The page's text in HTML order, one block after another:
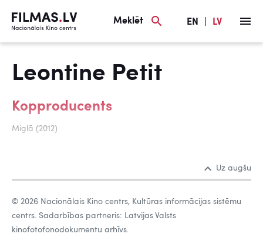
Meklēt EN LV
Leontine Petit
Kopproducents
Miglā (2012)
Uz augšu
© 2026 Nacionālais Kino centrs, Kultūras informācijas sistēmu
centrs. Sadarbības partneris: Latvijas Valsts
kinofotofonodokumentu arhīvs.